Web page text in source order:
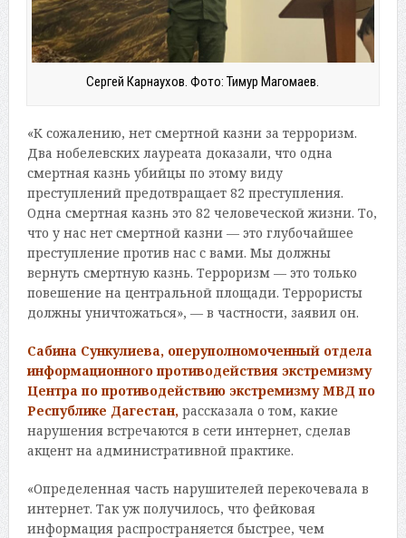
Сергей Карнаухов. Фото: Тимур Магомаев.
«К сожалению, нет смертной казни за терроризм.
Два нобелевских лауреата доказали, что одна
смертная казнь убийцы по этому виду
преступлений предотвращает 82 преступления.
Одна смертная казнь это 82 человеческой жизни. То,
что у нас нет смертной казни — это глубочайшее
преступление против нас с вами. Мы должны
вернуть смертную казнь. Терроризм — это только
повешение на центральной площади. Террористы
должны уничтожаться», — в частности, заявил он.
Сабина Сункулиева, оперуполномоченный отдела
информационного противодействия экстремизму
Центра по противодействию экстремизму МВД по
Республике Дагестан, рассказала о том, какие
нарушения встречаются в сети интернет, сделав
акцент на административной практике.
«Определенная часть нарушителей перекочевала в
интернет. Так уж получилось, что фейковая
информация распространяется быстрее, чем